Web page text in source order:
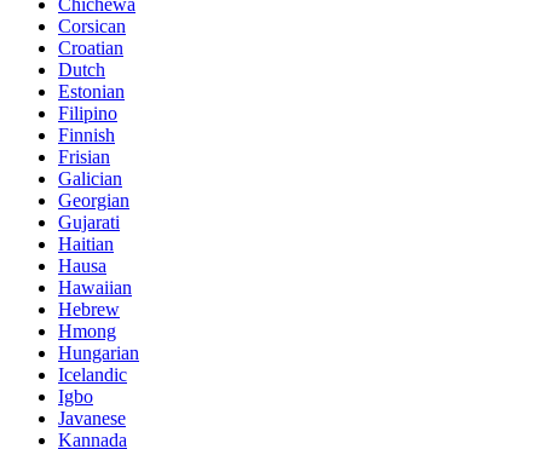
Chichewa
Corsican
Croatian
Dutch
Estonian
Filipino
Finnish
Frisian
Galician
Georgian
Gujarati
Haitian
Hausa
Hawaiian
Hebrew
Hmong
Hungarian
Icelandic
Igbo
Javanese
Kannada